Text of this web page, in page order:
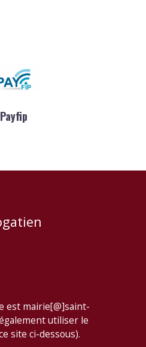
Payfip
est mairie[@]saint-
utiliser le
site ci-dessous).